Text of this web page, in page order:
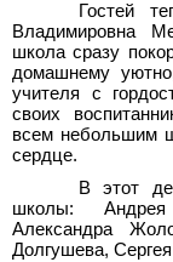
Гостей
Владимировна
школа сразу
домашнему
учителя с
своих
всем небольшим
сердце.
В этот
школы: Андрея
Александра
Долгушева,